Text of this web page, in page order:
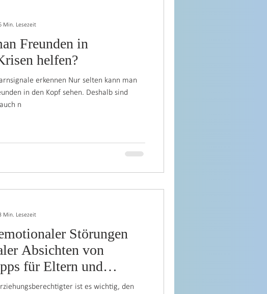
Freunden in
helfen?
erkennen Nur selten kann man
in den Kopf sehen. Deshalb sind
n
Min. Lesezeit
Störungen
Absichten von
für Eltern und
ist es wichtig, den
Min. Lesezeit